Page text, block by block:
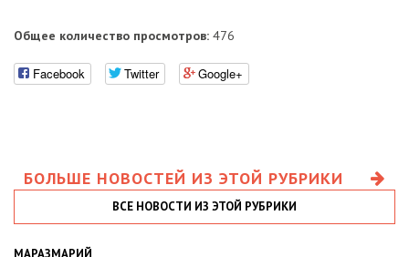
Общее количество просмотров: 476
Facebook Twitter Google+
БОЛЬШЕ НОВОСТЕЙ ИЗ ЭТОЙ РУБРИКИ
ВСЕ НОВОСТИ ИЗ ЭТОЙ РУБРИКИ
МАРАЗМАРИЙ